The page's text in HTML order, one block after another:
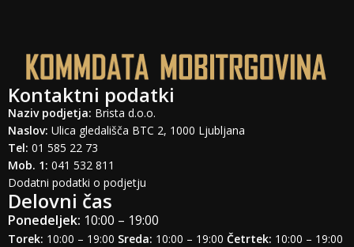
Barva: Charcoal
Kontaktni podatki
Naziv podjetja: Brista d.o.o.
Naslov: Ulica gledališča BTC 2, 1000 Ljubljana
Tel: 01 585 22 73
Mob. 1: 041 532 811
Dodatni podatki o podjetju
Delovni čas
Ponedeljek: 10:00 – 19:00
Torek: 10:00 – 19:00 Sreda: 10:00 – 19:00 Četrtek: 10:00 – 19:00